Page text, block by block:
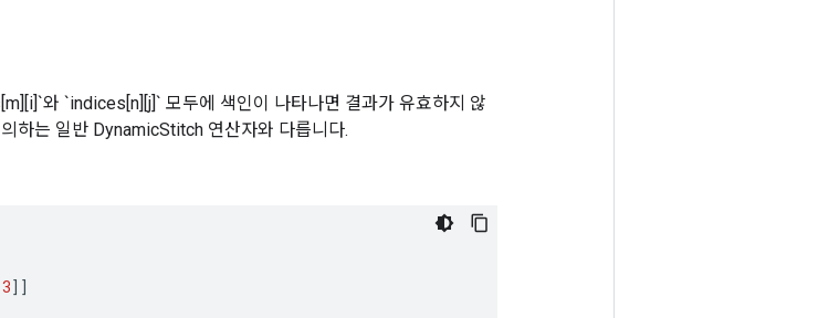
와 `indices[n][j]` 모두에 색인이 나타나면 결과가 유효하지 않
하는 일반 DynamicStitch 연산자와 다릅니다.
3]]